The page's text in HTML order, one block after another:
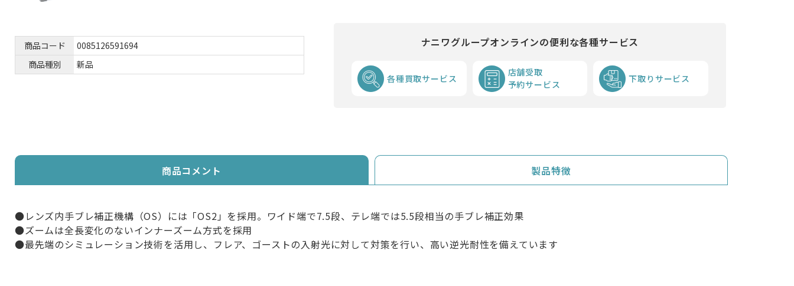
商品コード
0085126591694
商品種別
新品
ナニワグループオンラインの便利な各種サービス
各種買取サービス
店舗受取
予約サービス
下取りサービス
商品コメント 製品特徴
●レンズ内手ブレ補正機構（OS）には「OS2」を採用。ワイド端で7.5段、テレ端では5.5段相当の手ブレ補正効果
●ズームは全長変化のないインナーズーム方式を採用
●最先端のシミュレーション技術を活用し、フレア、ゴーストの入射光に対して対策を行い、高い逆光耐性を備えています